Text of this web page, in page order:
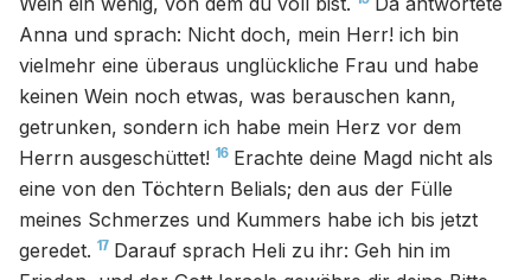
Anna und sprach: Nicht doch, mein Herr! ich bin
vielmehr eine überaus unglückliche Frau und habe
keinen Wein noch etwas, was berauschen kann,
getrunken, sondern ich habe mein Herz vor dem
Herrn ausgeschüttet! 16 Erachte deine Magd nicht als
eine von den Töchtern Belials; den aus der Fülle
meines Schmerzes und Kummers habe ich bis jetzt
geredet. 17 Darauf sprach Heli zu ihr: Geh hin im